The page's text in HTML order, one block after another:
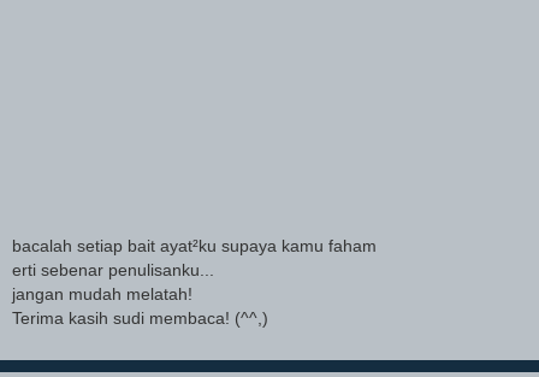
bacalah setiap bait ayat²ku supaya kamu faham
erti sebenar penulisanku...
jangan mudah melatah!
Terima kasih sudi membaca! (^^,)